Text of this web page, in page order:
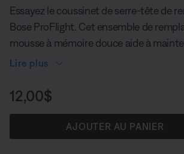
Essayez le coussinet de serre-tête de
Bose ProFlight. Cet ensemble de
mousse à mémoire douce aide à
d'aviation ProFlight confortablement en
Lire plus
Prix :
12,00$
AJOUTER AU PANIER